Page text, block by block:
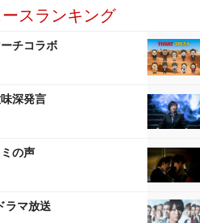
スランキング
チコラボ
深発言
の声
ラマ放送